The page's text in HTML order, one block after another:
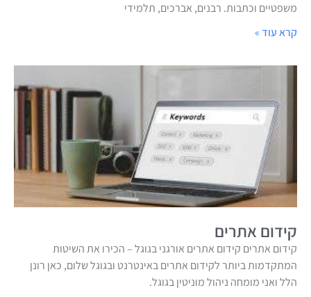
משפטיים וכתבות. רבנים, אברכים, תלמידי
קרא עוד »
קידום אתרים
קידום אתרים קידום אתרים אורגני בגוגל – הכירו את השיטות
המתקדמות ביותר לקידום אתרים באינטרנט ובגוגל שלום, כאן רונן
הלל ואני מומחה ניהול מוניטין בגוגל.